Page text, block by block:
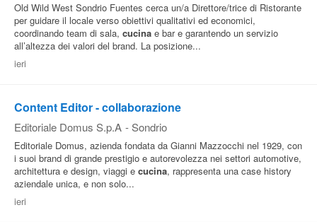
Old Wild West Sondrio Fuentes cerca un/a Direttore/trice di Ristorante
per guidare il locale verso obiettivi qualitativi ed economici,
coordinando team di sala, cucina e bar e garantendo un servizio
all’altezza dei valori del brand. La posizione...
ieri
Content Editor - collaborazione
Editoriale Domus S.p.A - Sondrio
Editoriale Domus, azienda fondata da Gianni Mazzocchi nel 1929, con
i suoi brand di grande prestigio e autorevolezza nei settori automotive,
architettura e design, viaggi e cucina, rappresenta una case history
aziendale unica, e non solo...
ieri